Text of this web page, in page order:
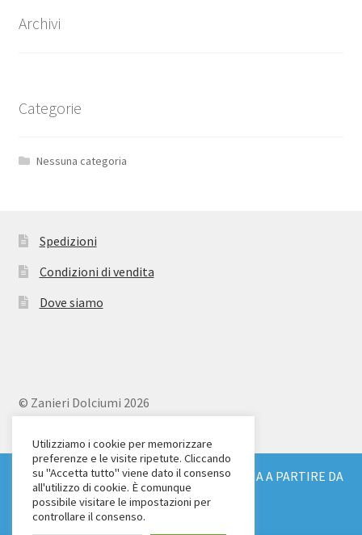
SPEDIZIONE GRATUITA IN TUTTA ITALIA A PARTIRE DA
€ 150
Ignora
Archivi
Categorie
Nessuna categoria
Spedizioni
Condizioni di vendita
Dove siamo
© Zanieri Dolciumi 2026
Via Alfieri 18
Scandicci (FI)
Tel. 055 2571707
C.F. e P.IVA: 04904430487
Utilizziamo i cookie per memorizzare
preferenze e le visite ripetute. Cliccando
su "Accetta tutto" viene dato il consenso
all'utilizzo di cookie. È comunque
possibile visitare le impostazioni per
controllare il consenso.